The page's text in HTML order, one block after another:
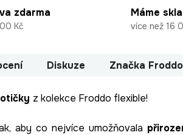
zdarma
Kč
Máme
více než 16
Diskuze Značka Froddo
z kolekce Froddo flexible!
aby co nejvíce umožňovala